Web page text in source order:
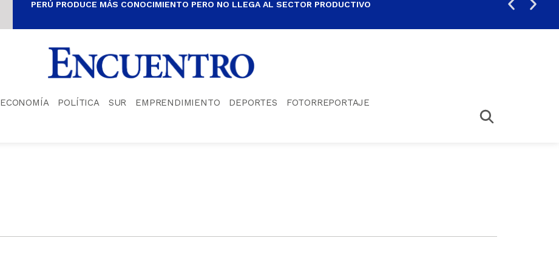
PERÚ PRODUCE MÁS CONOCIMIENTO PERO NO LLEGA AL SECTOR PRODUCTIVO
ECONOMÍA POLÍTICA SUR EMPRENDIMIENTO DEPORTES FOTORREPORTAJE